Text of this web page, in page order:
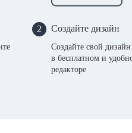
2 Создайте дизайн
Создайте свой
в бесплатном и
редакторе